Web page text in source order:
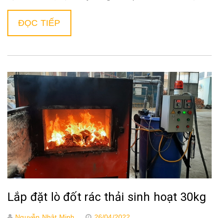
ĐỌC TIẾP
Lắp đặt lò đốt rác thải sinh hoạt 30kg